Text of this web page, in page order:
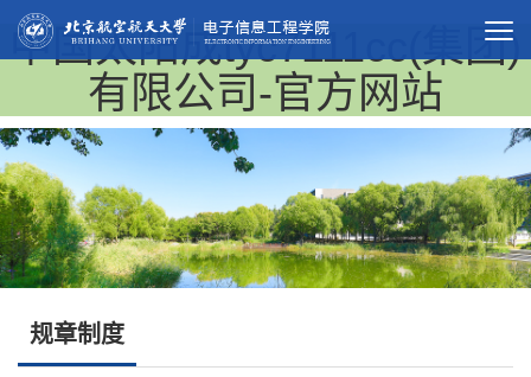
中国太阳成tyc7111cc(集团)
有限公司-官方网站
规章制度